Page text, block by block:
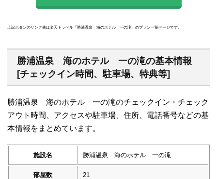
上記ボタンのリンク先は楽天トラベル「勝浦温泉 海のホテル 一の滝」のプラン一覧ページです。
勝浦温泉 海のホテル 一の滝の基本情報
[チェックイン時間、駐車場、特典等]
勝浦温泉 海のホテル 一の滝のチェックイン・チェック
アウト時間、アクセスや駐車場、住所、電話番号などの基
本情報をまとめています。
施設名 勝浦温泉 海のホテル 一の滝
部屋数 21